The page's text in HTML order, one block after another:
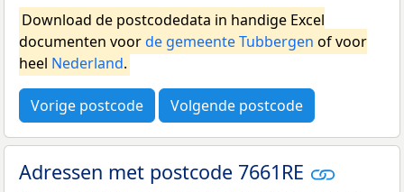
Download de postcodedata in handige Excel
documenten voorde gemeente Tubbergen of voor
heel Nederland.
Vorige postcode Volgende postcode
Adressen met postcode 7661RE